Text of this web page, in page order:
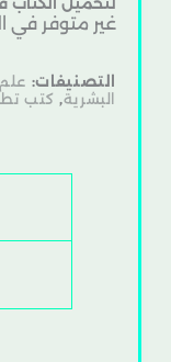
غير متوفر في
التصنيفات:
البشرية, كتب